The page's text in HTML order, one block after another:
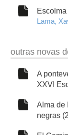
Lama,
outras novas
A
XXVI
Alma de
negras